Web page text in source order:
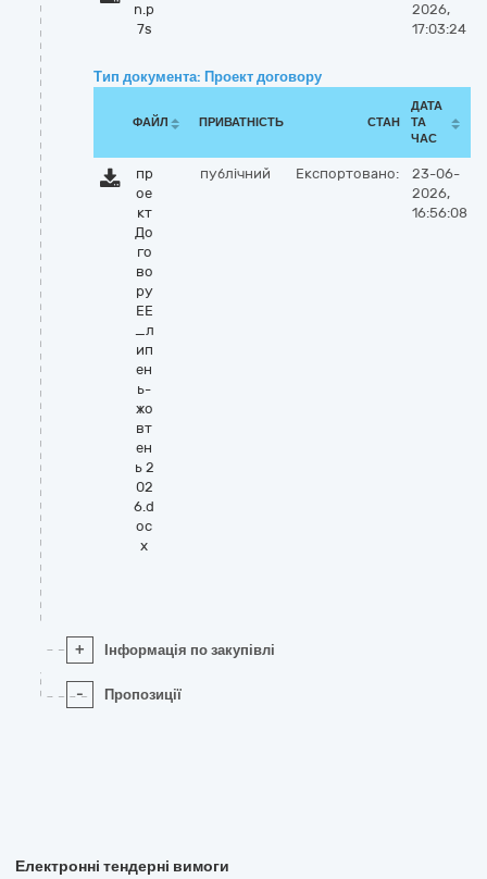
n.p
7s
2026,
17:03:24
Тип документа: Проект договору
ФАЙЛ ПРИВАТНІСТЬ СТАН
ДАТА
ТА
ЧАС
пр
ое
кт
До
го
во
ру
ЕЕ
_л
ип
ен
ь-
жо
вт
ен
ь 2
02
6.d
oc
x
публічний Експортовано:
23-06-
2026,
16:56:08
+ Інформація по закупівлі
- Пропозиції
Електронні тендерні вимоги